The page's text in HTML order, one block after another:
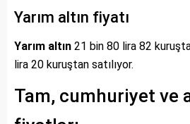
Yarım altın fiyatı
Yarım altın 21 bin 80 lira 82
lira 20 kuruştan satılıyor.
Tam, cumhuriyet ve